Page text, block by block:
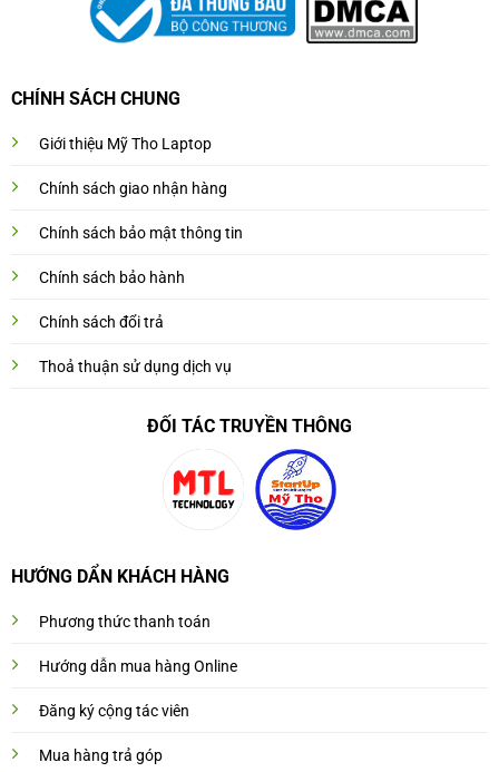
CHÍNH SÁCH CHUNG
Giới thiệu Mỹ Tho Laptop
Chính sách giao nhận hàng
Chính sách bảo mật thông tin
Chính sách bảo hành
Chính sách đổi trả
Thoả thuận sử dụng dịch vụ
ĐỐI TÁC TRUYỀN THÔNG
HƯỚNG DẨN KHÁCH HÀNG
Phương thức thanh toán
Hướng dẫn mua hàng Online
Đăng ký cộng tác viên
Mua hàng trả góp